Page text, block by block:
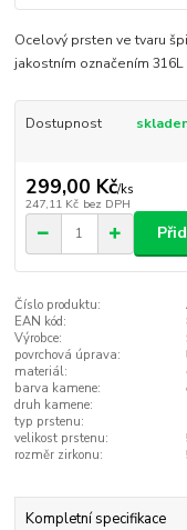
Ocelový prsten ve tvaru
jakostním označením 316L
Dostupnost
299,00 Kč/ks
247,11 Kč bez DPH
Číslo produktu:
EAN kód:
Výrobce:
povrchová úprava:
materiál:
barva kamene:
druh kamene:
typ prstenu:
velikost prstenu:
rozměr zirkonu:
Kompletní specifikace